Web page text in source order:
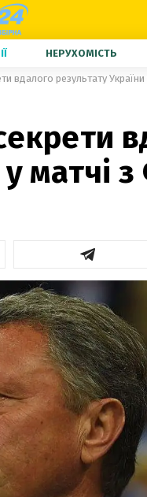
НЕРУХОМІСТЬ
вдалого результату України
матчі